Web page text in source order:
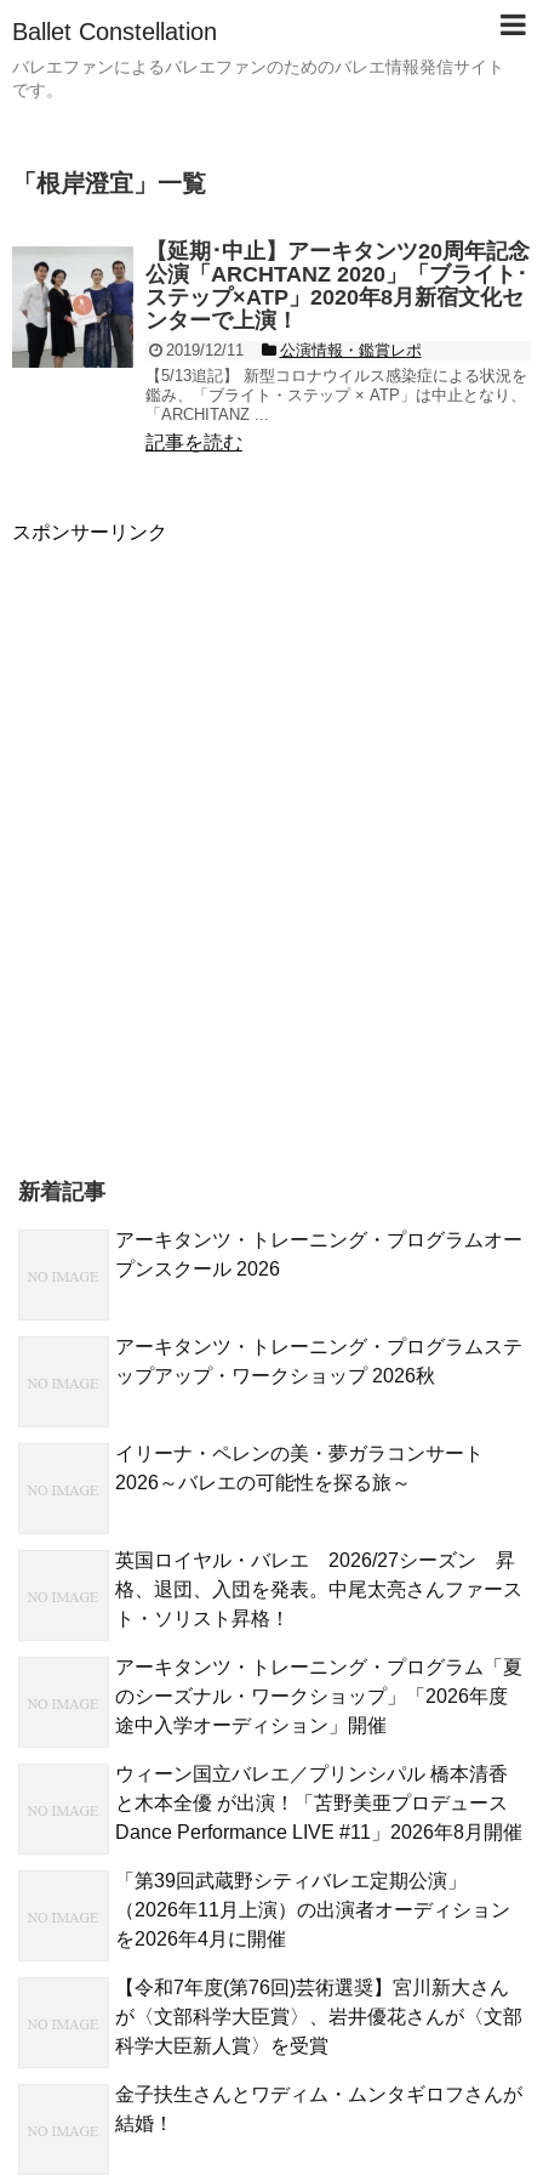
Ballet Constellation
バレエファンによるバレエファンのためのバレエ情報発信サイト
です。
「 根岸澄宜 」 一覧
【延期･中止】アーキタンツ20周年記念
公演「ARCHTANZ 2020」「ブライト･
ステップ×ATP」2020年8月新宿文化セ
ンターで上演！
2019/12/11
公演情報・鑑賞レポ
【5/13追記】 新型コロナウイルス感染症による状況を
鑑み、「ブライト・ステップ × ATP」は中止となり、
「ARCHITANZ ...
記事を読む
スポンサーリンク
新着記事
アーキタンツ・トレーニング・プログラムオー
プンスクール 2026
アーキタンツ・トレーニング・プログラムステ
ップアップ・ワークショップ 2026秋
イリーナ・ペレンの美・夢ガラコンサート
2026～バレエの可能性を探る旅～
英国ロイヤル・バレエ 2026/27シーズン 昇
格、退団、入団を発表。中尾太亮さんファース
ト・ソリスト昇格！
アーキタンツ・トレーニング・プログラム「夏
のシーズナル・ワークショップ」「2026年度
途中入学オーディション」開催
ウィーン国立バレエ／プリンシパル 橋本清香
と木本全優 が出演！「苫野美亜プロデュース
Dance Performance LIVE #11」2026年8月開催
「第39回武蔵野シティバレエ定期公演」
（2026年11月上演）の出演者オーディション
を2026年4月に開催
【令和7年度(第76回)芸術選奨】宮川新大さん
が〈文部科学大臣賞〉、岩井優花さんが〈文部
科学大臣新人賞〉を受賞
金子扶生さんとワディム・ムンタギロフさんが
結婚！